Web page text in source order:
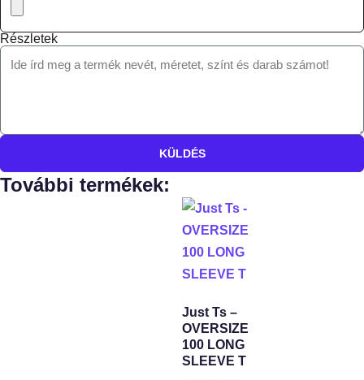
Részletek
KÜLDÉS
További termékek:
Just Ts –
OVERSIZE
100 LONG
SLEEVE T